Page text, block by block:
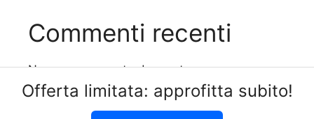
Offerta limitata: approfitta subito!
Commenti recenti
Nessun commento da mostrare.